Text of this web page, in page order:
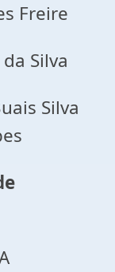
Freire
Silva
Silva